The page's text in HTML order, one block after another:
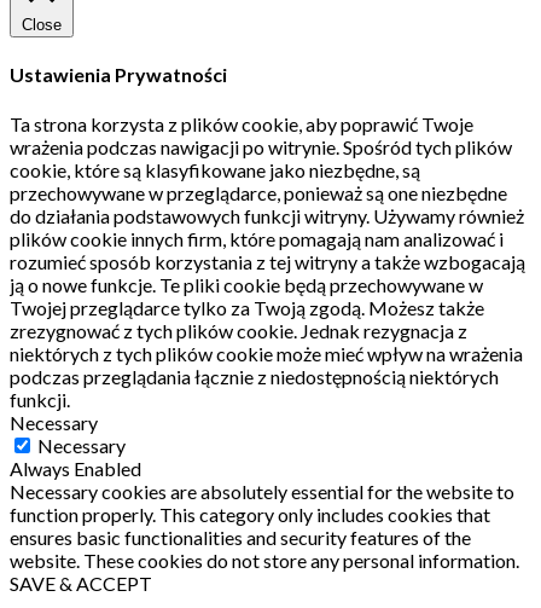
Close
Ustawienia Prywatności
Ta strona korzysta z plików cookie, aby poprawić Twoje
wrażenia podczas nawigacji po witrynie. Spośród tych plików
cookie, które są klasyfikowane jako niezbędne, są
przechowywane w przeglądarce, ponieważ są one niezbędne
do działania podstawowych funkcji witryny. Używamy również
plików cookie innych firm, które pomagają nam analizować i
rozumieć sposób korzystania z tej witryny a także wzbogacają
ją o nowe funkcje. Te pliki cookie będą przechowywane w
Twojej przeglądarce tylko za Twoją zgodą. Możesz także
zrezygnować z tych plików cookie. Jednak rezygnacja z
niektórych z tych plików cookie może mieć wpływ na wrażenia
podczas przeglądania łącznie z niedostępnością niektórych
funkcji.
Necessary
Necessary
Always Enabled
Necessary cookies are absolutely essential for the website to
function properly. This category only includes cookies that
ensures basic functionalities and security features of the
website. These cookies do not store any personal information.
SAVE & ACCEPT